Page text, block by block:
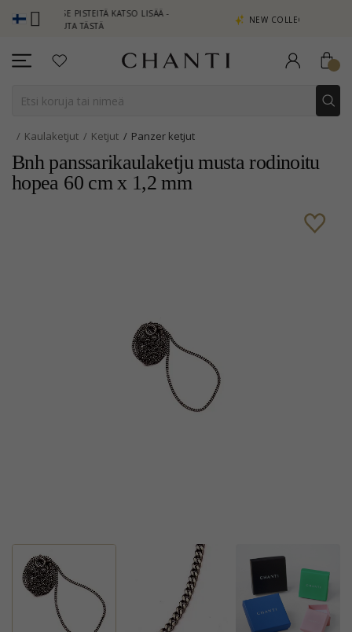
PISTEITÄ KATSO LISÄÄ -
TÄSTÄ
NEW COLLECTION | AURA
Kaulaketjut Ketjut Panzer ketjut
Bnh panssarikaulaketju musta rodinoitu
hopea 60 cm x 1,2 mm